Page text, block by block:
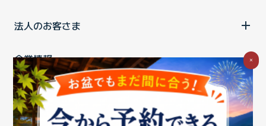
法人のお客さま
企業情報
ご利用中の方
×